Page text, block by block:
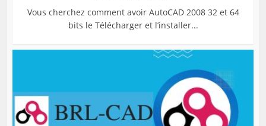
Vous cherchez comment avoir AutoCAD 2008 32 et 64
bits le Télécharger et l’installer...